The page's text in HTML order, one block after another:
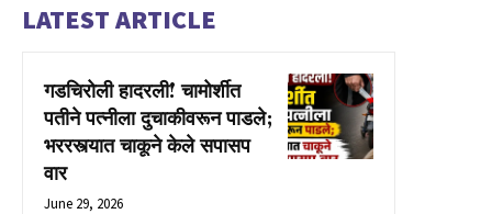
LATEST ARTICLE
गडचिरोली हादरली! चामोर्शीत
पतीने पत्नीला दुचाकीवरून पाडले;
भररस्त्यात चाकूने केले सपासप
वार
June 29, 2026